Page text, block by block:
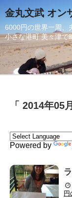
金丸文武 オン
6000円の世界一周、
小さな港町 美々津で
「 2014年05
Powered by
円